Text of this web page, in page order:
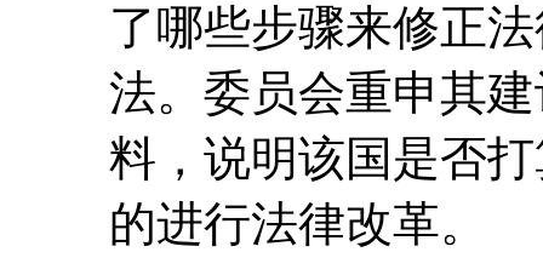
了哪些步骤来修正
法。委员会重申其
料，说明该国是否
的进行法律改革。